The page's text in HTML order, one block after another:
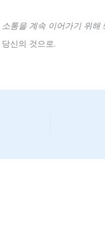
통을 계속 이어가기 위해
신의 것으로.